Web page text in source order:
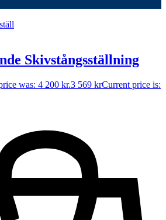
Skivstångsställning
was: 4 200 kr.3 569 krCurrent price is: